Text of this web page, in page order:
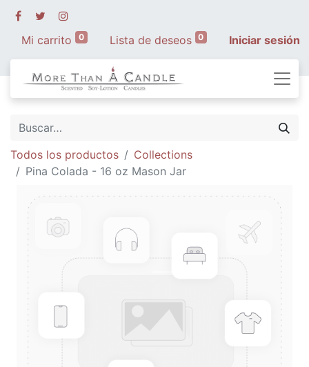
Mi carrito 0 Lista de deseos 0 Iniciar sesión
Todos los productos
Collections
Pina Colada - 16 oz Mason Jar